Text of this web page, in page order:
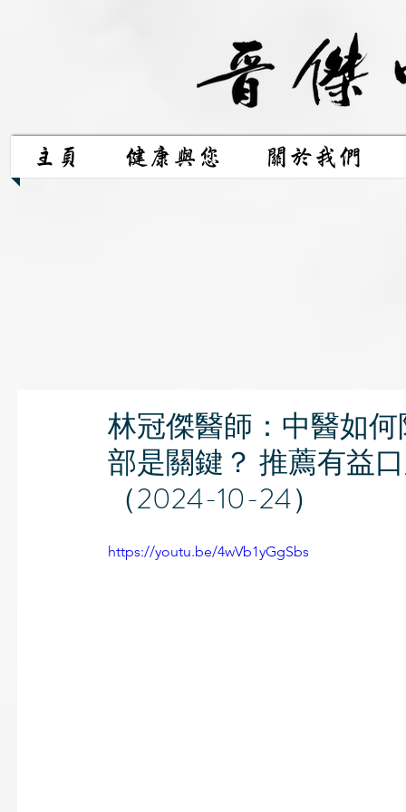
主頁 健康與您 關於我們
林冠傑醫師：中醫如
部是關鍵？ 推薦有益
（2024-10-24）
https://youtu.be/4wVb1yGgSbs